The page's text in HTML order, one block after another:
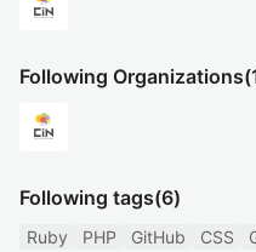
Following Organizations
Following tags(6)
Ruby PHP GitHub CSS